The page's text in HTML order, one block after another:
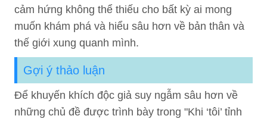
cảm hứng không thể thiếu cho bất kỳ ai mong
muốn khám phá và hiểu sâu hơn về bản thân và
thế giới xung quanh mình.
Gợi ý thảo luận
Để khuyến khích độc giả suy ngẫm sâu hơn về
những chủ đề được trình bày trong "Khi ‘tôi’ tỉnh